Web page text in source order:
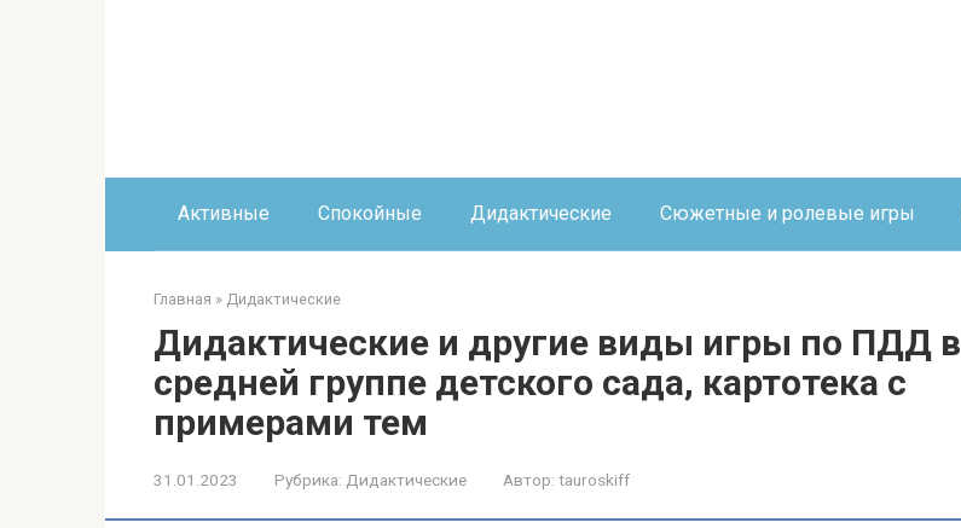
Активные Спокойные Дидактические Сюжетные и ролевые игры
Главная » Дидактические
Дидактические и другие виды игры по ПДД в
средней группе детского сада, картотека с
примерами тем
31.01.2023 Рубрика: Дидактические Автор: tauroskiff